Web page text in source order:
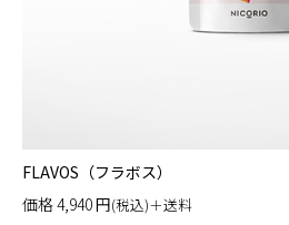
FLAVOS（フラボス）
価格4,940円(税込)＋送料